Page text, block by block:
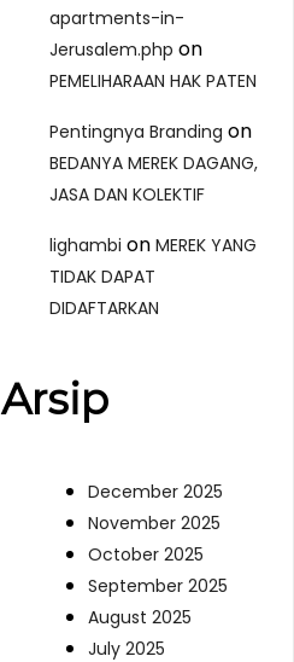
apartments-in-
Jerusalem.php on
PEMELIHARAAN HAK PATEN
Pentingnya Branding on
BEDANYA MEREK DAGANG,
JASA DAN KOLEKTIF
lighambi onMEREK YANG
TIDAK DAPAT
DIDAFTARKAN
Arsip
December 2025
November 2025
October 2025
September 2025
August 2025
July 2025